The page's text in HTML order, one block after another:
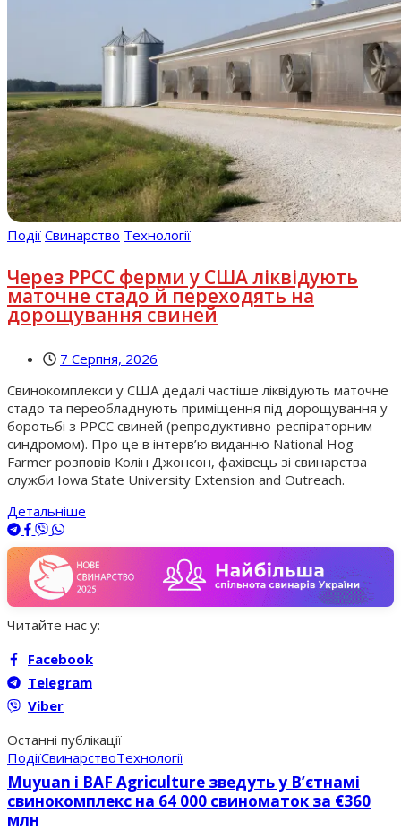
Події Свинарство Технології
Через РРСС ферми у США ліквідують
маточне стадо й переходять на
дорощування свиней
7 Серпня, 2026
Свинокомплекси у США дедалі частіше ліквідують маточне
стадо та переобладнують приміщення під дорощування у
боротьбі з РРСС свиней (репродуктивно-респіраторним
синдромом). Про це в інтерв’ю виданню National Hog
Farmer розповів Колін Джонсон, фахівець зі свинарства
служби Iowa State University Extension and Outreach.
Детальніше
Читайте нас у:
Facebook
Telegram
Viber
Останні публікації
ПодіїСвинарствоТехнології
Muyuan і BAF Agriculture зведуть у В’єтнамі
свинокомплекс на 64 000 свиноматок за €360
млн